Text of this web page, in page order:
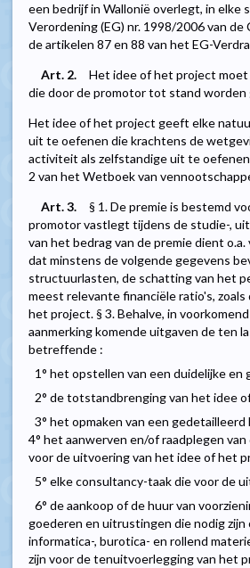
een bedrijf in Wallonië overlegt, in elke
Verordening (EG) nr. 1998/2006 van
de artikelen 87 en 88 van het EG-
Art. 2.
Het idee of het project
die door de promotor tot stand
Het idee of het project geeft elke
uit te oefenen die krachtens de
activiteit als zelfstandige uit te
2 van het Wetboek van
Art. 3.
§ 1. De premie is bestemd
promotor vastlegt tijdens de studie-,
van het bedrag van de premie dient
dat minstens de volgende gegevens
structuurlasten, de schatting van het
meest relevante financiële ratio's,
het project. § 3. Behalve, in
aanmerking komende uitgaven de ten
betreffende :
1° het opstellen van een duidelijke
2° de totstandbrenging van het idee
3° het opmaken van een
4° het aanwerven en/of raadplegen
voor de uitvoering van het idee of het
5° elke consultancy-taak die voor de
6° de aankoop of de huur van
goederen en uitrustingen die nodig
informatica-, burotica- en rollend
zijn voor de tenuitvoerlegging van het